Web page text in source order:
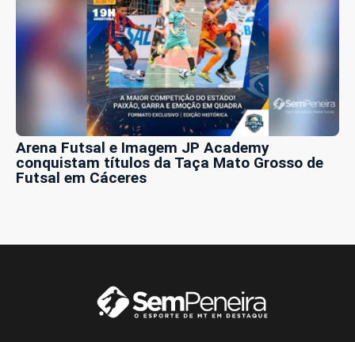
Arena Futsal e Imagem JP Academy
conquistam títulos da Taça Mato Grosso de
Futsal em Cáceres